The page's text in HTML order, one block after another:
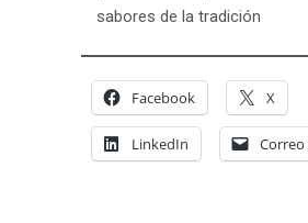
sabores de la tradición
Facebook X
LinkedIn